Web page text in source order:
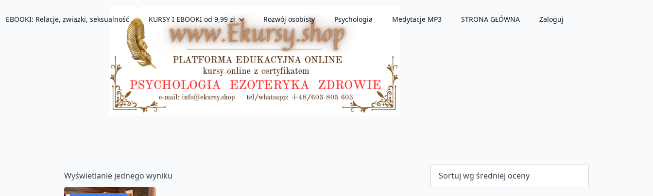
EBOOKI: Relacje, związki, seksualność KURSY I EBOOKI od 9,99 zł Rozwój osobisty Psychologia Medytacje MP3 STRONA GŁÓWNA Zaloguj
Wyświetlanie jednego wyniku